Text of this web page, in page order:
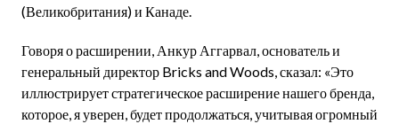
(Великобритания) и Канаде.
Говоря о расширении, Анкур Аггарвал, основатель и
генеральный директор Bricks and Woods, сказал: «Это
иллюстрирует стратегическое расширение нашего бренда,
которое, я уверен, будет продолжаться, учитывая огромный